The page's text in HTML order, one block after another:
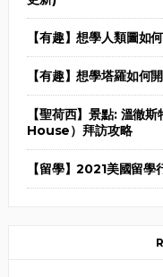
【有趣】想學人類圖如
【有趣】想學塔羅如何
【聖荷西】景點: 溫
House）拜訪攻略
【留學】2021美國留學